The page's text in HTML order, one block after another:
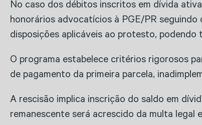
No caso dos débitos inscritos em dívida
honorários advocatícios à PGE/PR
disposições aplicáveis ao protesto,
O programa estabelece critérios rigorosos
de pagamento da primeira parcela,
A rescisão implica inscrição do saldo em
remanescente será acrescido da multa